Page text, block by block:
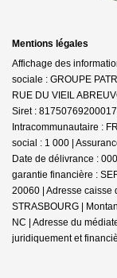
Mentions légales
Affichage des
sociale : GROUPE
RUE DU VIEIL
Siret :
Intracommunautaire :
social : 1 000 |
Date de délivrance :
garantie financière :
20060 | Adresse caisse
STRASBOURG |
NC | Adresse du
juridiquement et